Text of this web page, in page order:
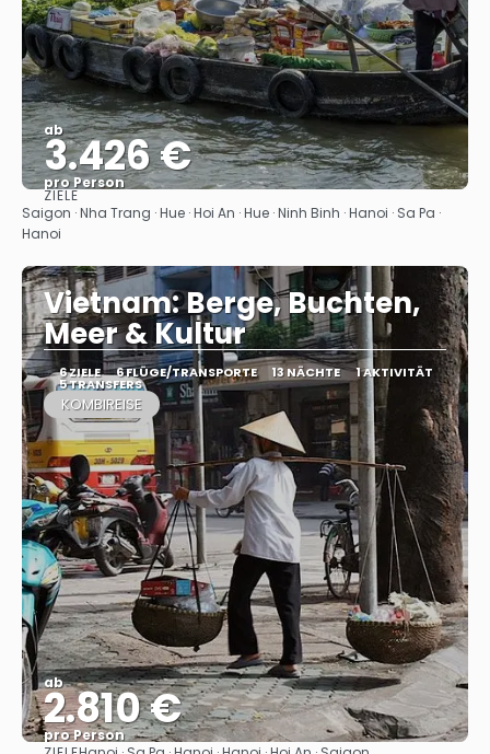
ab
3.426 €
pro Person
Sehen
ZIELE
Saigon · Nha Trang · Hue · Hoi An · Hue · Ninh Binh · Hanoi · Sa Pa ·
Hanoi
Vietnam: Berge, Buchten,
Meer & Kultur
6 ZIELE 6 FLÜGE/TRANSPORTE 13 NÄCHTE 1 AKTIVITÄT
5 TRANSFERS
KOMBIREISE
ab
2.810 €
pro Person